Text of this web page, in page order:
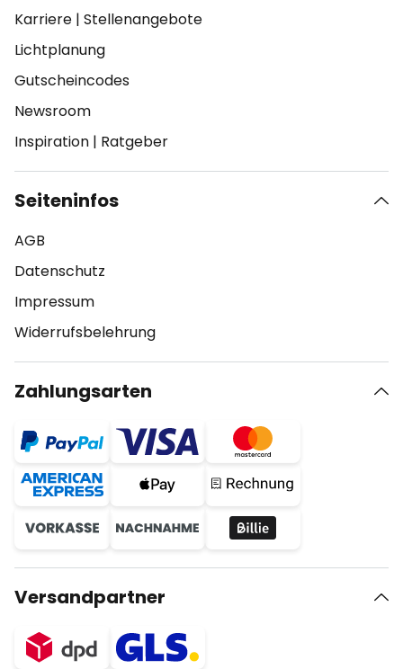
Karriere | Stellenangebote
Lichtplanung
Gutscheincodes
Newsroom
Inspiration | Ratgeber
Seiteninfos
AGB
Datenschutz
Impressum
Widerrufsbelehrung
Zahlungsarten
Versandpartner